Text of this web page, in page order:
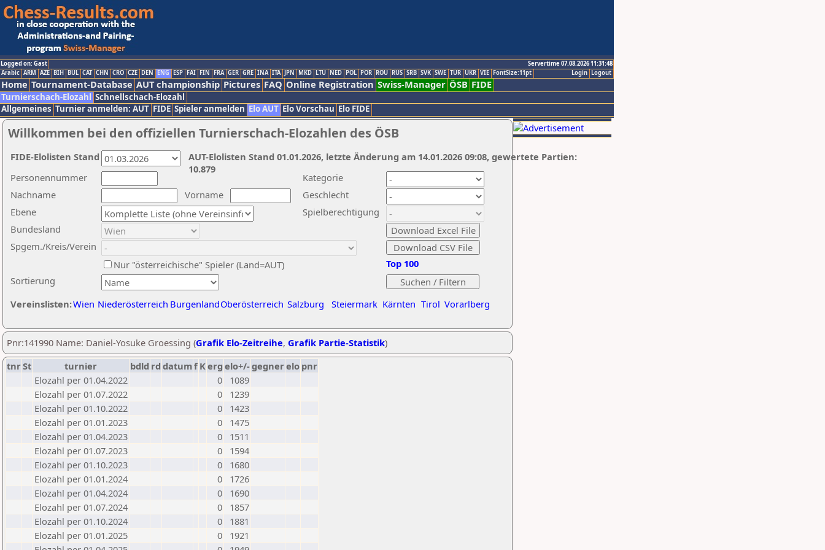
Logged on: Gast
Servertime 07.08.2026 11:31:48
Logout
Login
Arabic ARM AZE BIH BUL CAT CHN CRO CZE DEN ENG ESP FAI FIN FRA GER GRE INA ITA JPN MKD LTU NED POL POR ROU RUS SRB SVK SWE TUR UKR VIE FontSize:11pt
Home Tournament-Database AUT championship Pictures FAQ Online Registration Swiss-Manager ÖSB FIDE
Turnierschach-Elozahl Schnellschach-Elozahl
Allgemeines Turnier anmelden: AUT FIDE Spieler anmelden Elo AUT Elo Vorschau Elo FIDE
Willkommen bei den offiziellen Turnierschach-Elozahlen des ÖSB
Nachname
Vorname
Ebene
Kategorie
Sortierung
Personennummer
Bundesland
Spgem./Kreis/Verein
Geschlecht
Nur "österreichische" Spieler (Land=AUT)
Spielberechtigung
Vereinslisten:Wien Niederösterreich BurgenlandOberösterreich Salzburg Steiermark Kärnten Tirol Vorarlberg
Top 100
AUT-Elolisten Stand 01.01.2026, letzte Änderung am 14.01.2026 09:08, gewertete Partien:
10.879
FIDE-Elolisten Stand
Pnr:141990 Name: Daniel-Yosuke Groessing (Grafik Elo-Zeitreihe, Grafik Partie-Statistik)
tnrSt turnier bdld rd datumf Kerg elo+/-gegnerelo pnr
Elozahl per 01.04.2022
0
1089
Elozahl per 01.07.2022
0
1239
Elozahl per 01.10.2022
0
1423
Elozahl per 01.01.2023
0
1475
Elozahl per 01.04.2023
0
1511
Elozahl per 01.07.2023
0
1594
Elozahl per 01.10.2023
0
1680
Elozahl per 01.01.2024
0
1726
Elozahl per 01.04.2024
0
1690
Elozahl per 01.07.2024
0
1857
Elozahl per 01.10.2024
0
1881
Elozahl per 01.01.2025
0
1921